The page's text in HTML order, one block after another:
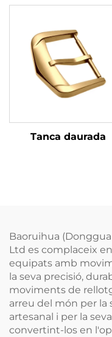
Tanca daurada
Baoruihua
Ltd es complaceix
equipats amb
la seva precisió,
moviments de
arreu del món per la
artesanal i per la
convertint-los en